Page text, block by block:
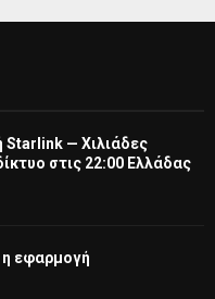
Starlink — Χιλιάδες
στις 22:00 Ελλάδας
η εφαρμογή